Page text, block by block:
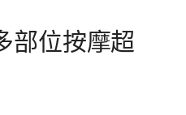
部位按摩超